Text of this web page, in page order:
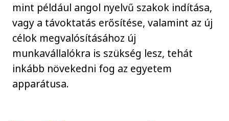
mint például angol nyelvű szakok indítása,
vagy a távoktatás erősítése, valamint az új
célok megvalósításához új
munkavállalókra is szükség lesz, tehát
inkább növekedni fog az egyetem
apparátusa.